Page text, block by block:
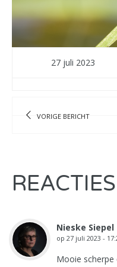
27 juli 2023
VORIGE BERICHT
REACTIES
Nieske Siepel
op 27 juli 2023 -
Mooie scherpe